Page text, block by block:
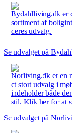
Bydahlliving.dk er
sortiment af
deres udvalg.
Se udvalget på
Norliving.dk er en
et stort udvalg i
indeholder både
stil. Klik her for at
Se udvalget på